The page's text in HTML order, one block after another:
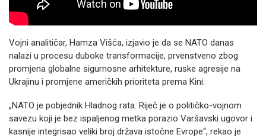
Vojni analitičar, Hamza Višća, izjavio je da se NATO danas
nalazi u procesu duboke transformacije, prvenstveno zbog
promjena globalne sigurnosne arhitekture, ruske agresije na
Ukrajinu i promjene američkih prioriteta prema Kini.
„NATO je pobjednik Hladnog rata. Riječ je o političko-vojnom
savezu koji je bez ispaljenog metka porazio Varšavski ugovor i
kasnije integrisao veliki broj država istočne Evrope“, rekao je